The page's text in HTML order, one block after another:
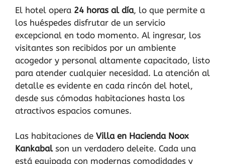
El hotel opera 24 horas al día, lo que permite a
los huéspedes disfrutar de un servicio
excepcional en todo momento. Al ingresar, los
visitantes son recibidos por un ambiente
acogedor y personal altamente capacitado, listo
para atender cualquier necesidad. La atención al
detalle es evidente en cada rincón del hotel,
desde sus cómodas habitaciones hasta los
atractivos espacios comunes.
Las habitaciones de Villa en Hacienda Noox
Kankabalson un verdadero deleite. Cada una
está equipada con modernas comodidades y